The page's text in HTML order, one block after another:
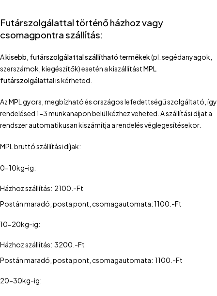
Futárszolgálattal történő házhoz vagy
csomagpontra szállítás:
Akisebb, futárszolgálattal szállítható termékek(pl. segédanyagok,
szerszámok, kiegészítők) esetén a kiszállítástMPL
futárszolgálattalis kérheted.
Az MPL gyors, megbízható és országos lefedettségű szolgáltató, így
rendelésed 1-3 munkanapon belül kézhez veheted. A szállítási díjat a
rendszer automatikusan kiszámítja a rendelés véglegesítésekor.
MPL bruttó szállítási díjak:
0-10kg-ig:
Házhoz szállítás: 2100.-Ft
Postán maradó, posta pont, csomagautomata: 1100.-Ft
10-20kg-ig:
Házhoz szállítás: 3200.-Ft
Postán maradó, posta pont, csomagautomata: 1100.-Ft
20-30kg-ig: